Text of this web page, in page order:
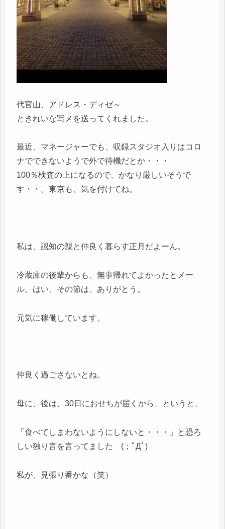
代官山、アドレス・ディゼ～
ときれいな写メを送ってくれました。
最近、マネージャーでも、収録スタジオ入りはコロ
ナでできないようで外で待機だとか・・・
100％検査の上になるので、かなり厳しいそうで
す・・。東京も、気を付けてね。
私は、認知の親と仲良く暮らす正月だよーん。
冷蔵庫の後輩からも、無事帰れてよかったとメー
ル。はい、その節は、ありがとう。
元気に稼働しています。
仲良く過ごさないとね。
母に、後は、30日におせちが届くから、というと、
「食べてしまわないようにしないと・・・」と恐ろ
しい独り言を言ってました (；ﾟДﾟ)
私が、見張り番かな（笑）